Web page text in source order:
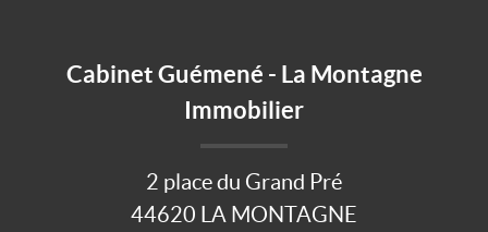
Cabinet Guémené - La Montagne
Immobilier
2 place du Grand Pré
44620 LA MONTAGNE